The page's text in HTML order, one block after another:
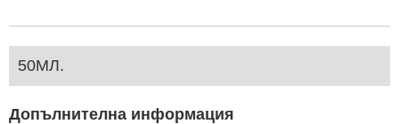
50МЛ.
Допълнителна информация